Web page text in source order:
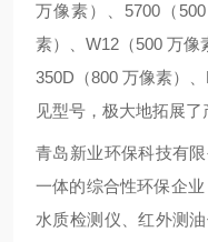
万像素）、5700（
素）、W12（500 万像
350D（800 万像素）
见型号，极大地拓展了
青岛新业环保科技有
一体的综合性环保企
水质检测仪、红外测